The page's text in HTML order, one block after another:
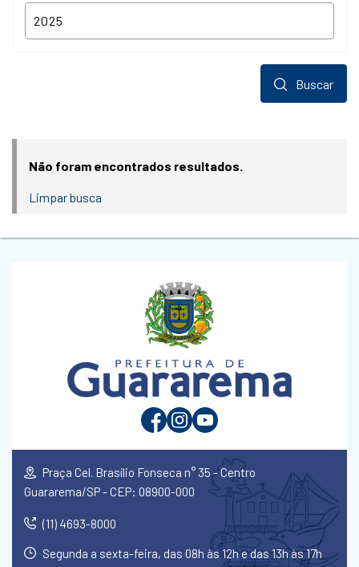
Buscar
Não foram encontrados resultados.
Limpar busca
Praça Cel. Brasílio Fonseca n° 35 - Centro
Guararema/SP - CEP: 08900-000
(11) 4693-8000
Segunda a sexta-feira, das 08h às 12h e das 13h às 17h